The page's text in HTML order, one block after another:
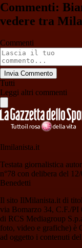
Commenti:
vedere tra
Commenti
Invia Commento
Tutti
Leggi altri commenti
Ilmilanista.it
Testata giornalistica
n°78 con delibera del
Benedetti
Il sito IlMilanista.it di
via Bomarzo 34, C.F./PI
di RCS Mediagroup
foto, video e grafiche) è
ad oggetto i contenuti